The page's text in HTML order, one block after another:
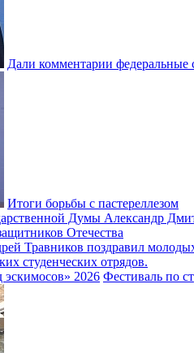
Дали комментарии федеральные
Итоги борьбы с пастереллезом
Отечества
студенческих отрядов.
Фестиваль по